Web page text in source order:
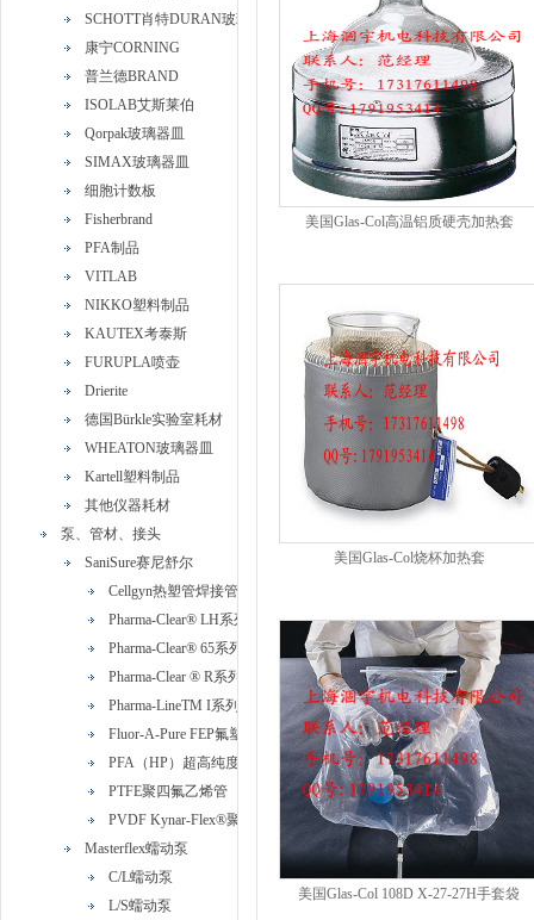
SCHOTT肖特DURAN玻璃器皿
康宁CORNING
普兰德BRAND
ISOLAB艾斯莱伯
Qorpak玻璃器皿
SIMAX玻璃器皿
细胞计数板
Fisherbrand
PFA制品
VITLAB
NIKKO塑料制品
KAUTEX考泰斯
FURUPLA喷壶
Drierite
德国Bürkle实验室耗材
WHEATON玻璃器皿
Kartell塑料制品
其他仪器耗材
泵、管材、接头
SaniSure赛尼舒尔
Cellgyn热塑管焊接管
Pharma-Clear® LH系列铂金硅胶管
Pharma-Clear® 65系列铂金硅胶管
Pharma-Clear ® R系列带编织加强型铂金硅胶管
Pharma-LineTM I系列热塑性硫化橡胶(TPV)管
Fluor-A-Pure FEP氟塑料管
PFA（HP）超高纯度PFA管
PTFE聚四氟乙烯管
PVDF Kynar-Flex®聚偏二氟乙烯管
Masterflex蠕动泵
C/L蠕动泵
L/S蠕动泵
美国Glas-Col高温铝质硬壳加热套
美国Glas-Col烧杯加热套
美国Glas-Col 108D X-27-27H手套袋